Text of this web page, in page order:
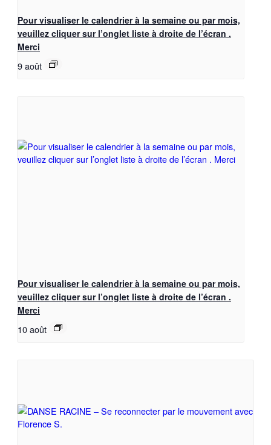
Pour visualiser le calendrier à la semaine ou par mois,
veuillez cliquer sur l’onglet liste à droite de l’écran .
Merci
9 août
Pour visualiser le calendrier à la semaine ou par mois,
veuillez cliquer sur l’onglet liste à droite de l’écran .
Merci
10 août